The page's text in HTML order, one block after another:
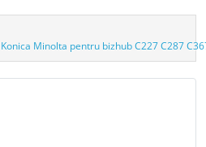
Minolta pentru bizhub C227 C287